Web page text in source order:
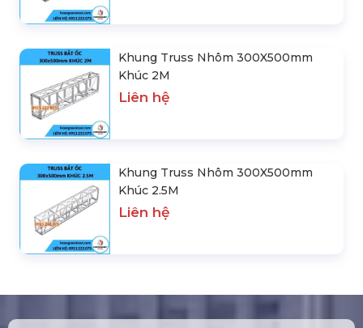
Khung Truss Nhôm 300X500mm
Khúc 2M
Liên hệ
Khung Truss Nhôm 300X500mm
Khúc 2.5M
Liên hệ